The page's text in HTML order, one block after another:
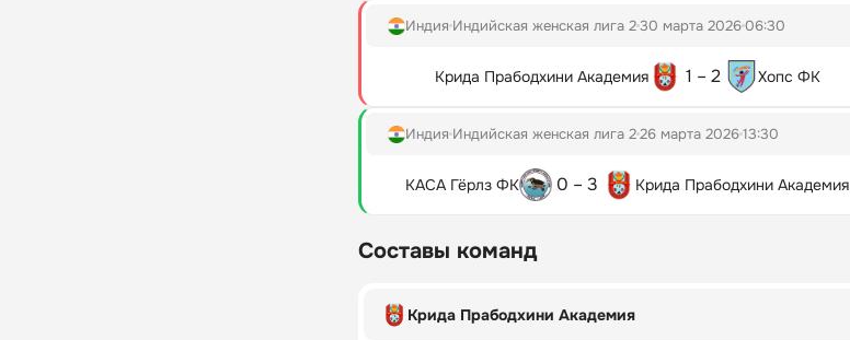
Индия Индийская женская лига 230 марта 202606:30
Крида Прабодхини Академия 1 – 2 Хопс ФК
Индия Индийская женская лига 226 марта 202613:30
КАСА Гёрлз ФК 0 – 3 Крида Прабодхини Академия
Составы команд
Крида Прабодхини Академия